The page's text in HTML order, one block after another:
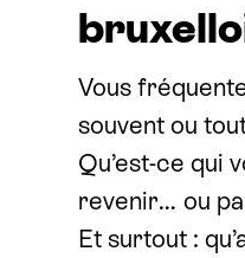
Vous
souvent ou
Qu’est-ce qui
revenir… ou
Et surtout :